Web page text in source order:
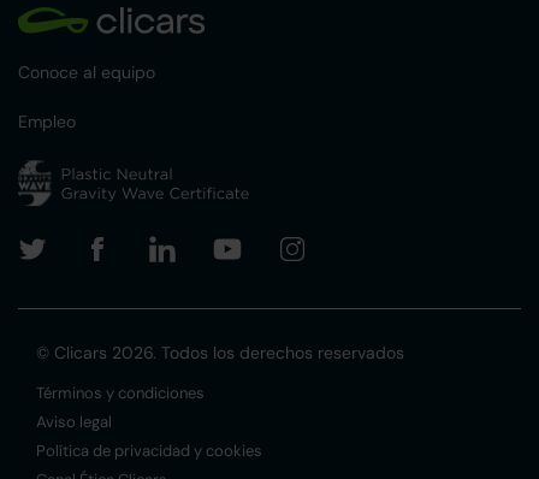
Conoce al equipo
Empleo
© Clicars 2026. Todos los derechos reservados
Términos y condiciones
Aviso legal
Política de privacidad y cookies